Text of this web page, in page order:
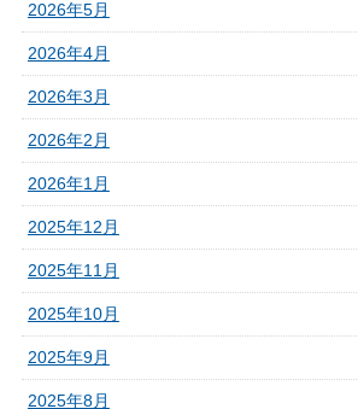
2026年5月
2026年4月
2026年3月
2026年2月
2026年1月
2025年12月
2025年11月
2025年10月
2025年9月
2025年8月